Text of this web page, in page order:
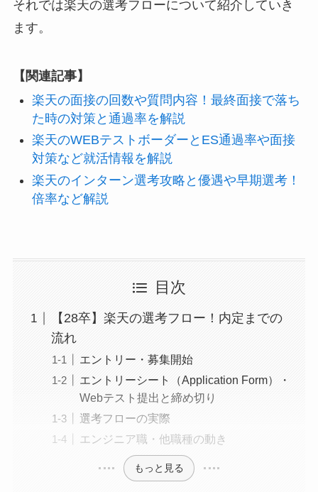
それでは楽天の選考フローについて紹介していき
ます。
【関連記事】
楽天の面接の回数や質問内容！最終面接で落ち
た時の対策と通過率を解説
楽天のWEBテストボーダーとES通過率や面接
対策など就活情報を解説
楽天のインターン選考攻略と優遇や早期選考！
倍率など解説
目次
【28卒】楽天の選考フロー！内定までの
流れ
エントリー・募集開始
エントリーシート（Application Form）・
Webテスト提出と締め切り
選考フローの実際
エンジニア職・他職種の動き
もっと見る